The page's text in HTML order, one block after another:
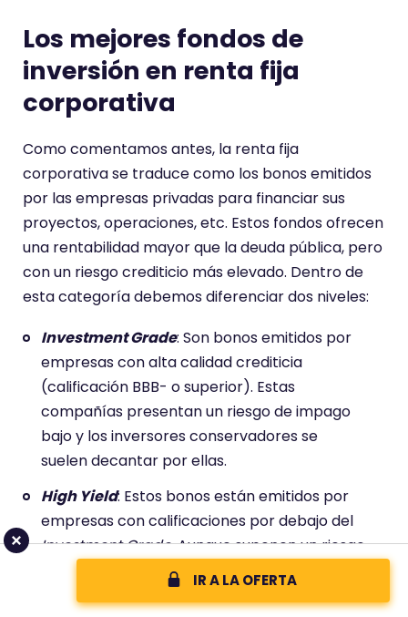
IR A LA OFERTA
Los mejores fondos de
inversión en renta fija
corporativa
Como comentamos antes, la renta fija
corporativa se traduce como los bonos emitidos
por las empresas privadas para financiar sus
proyectos, operaciones, etc. Estos fondos ofrecen
una rentabilidad mayor que la deuda pública, pero
con un riesgo crediticio más elevado. Dentro de
esta categoría debemos diferenciar dos niveles:
Investment Grade: Son bonos emitidos por
empresas con alta calidad crediticia
(calificación BBB- o superior). Estas
compañías presentan un riesgo de impago
bajo y los inversores conservadores se
suelen decantar por ellas.
High Yield: Estos bonos están emitidos por
empresas con calificaciones por debajo del
Investment Grade. Aunque suponen un riesgo
mayor, también son más rentables.
Preferibles para inversores con más